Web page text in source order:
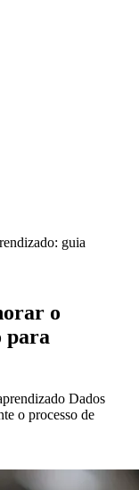
guia
o
para
Dados
o processo de